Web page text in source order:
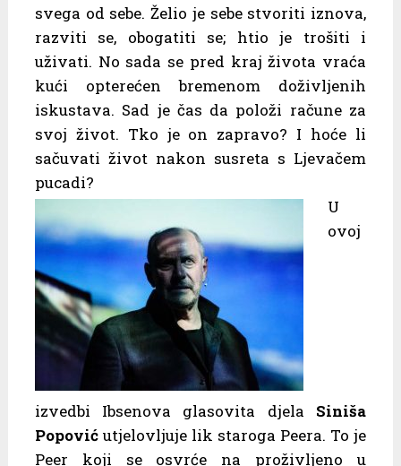
svega od sebe. Želio je sebe stvoriti iznova,
razviti se, obogatiti se; htio je trošiti i
uživati. No sada se pred kraj života vraća
kući opterećen bremenom doživljenih
iskustava. Sad je čas da položi račune za
svoj život. Tko je on zapravo? I hoće li
sačuvati život nakon susreta s Ljevačem
pucadi?
U
ovoj
izvedbi Ibsenova glasovita djela Siniša
Popovićutjelovljuje lik staroga Peera. To je
Peer koji se osvrće na proživljeno u